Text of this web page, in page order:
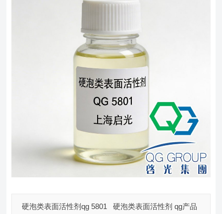
硬泡类表面活性剂qg 5801 硬泡类表面活性剂 qg产品